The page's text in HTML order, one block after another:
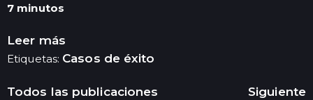
7 minutos
Leer más
Etiquetas: Casos de éxito
Todos las publicaciones Siguiente